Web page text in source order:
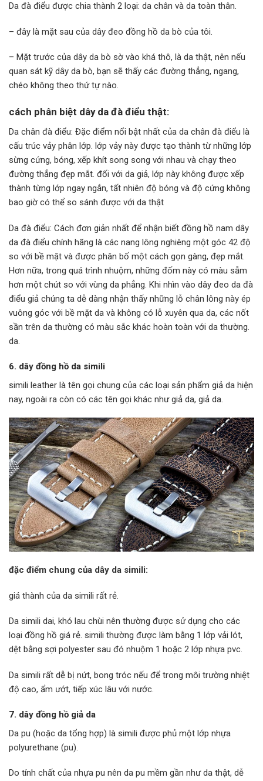
Da đà điểu được chia thành 2 loại: da chân và da toàn thân.
– đây là mặt sau của dây đeo đồng hồ da bò của tôi.
– Mặt trước của dây da bò sờ vào khá thô, là da thật, nên nếu
quan sát kỹ dây da bò, bạn sẽ thấy các đường thẳng, ngang,
chéo không theo thứ tự nào.
cách phân biệt dây da đà điểu thật:
Da chân đà điểu: Đặc điểm nổi bật nhất của da chân đà điểu là
cấu trúc vảy phân lớp. lớp vảy này được tạo thành từ những lớp
sừng cứng, bóng, xếp khít song song với nhau và chạy theo
đường thẳng đẹp mắt. đối với da giả, lớp này không được xếp
thành từng lớp ngay ngắn, tất nhiên độ bóng và độ cứng không
bao giờ có thể so sánh được với da thật
Da đà điểu: Cách đơn giản nhất để nhận biết đồng hồ nam dây
da đà điểu chính hãng là các nang lông nghiêng một góc 42 độ
so với bề mặt và được phân bố một cách gọn gàng, đẹp mắt.
Hơn nữa, trong quá trình nhuộm, những đốm này có màu sẫm
hơn một chút so với vùng da phẳng. Khi nhìn vào dây đeo da đà
điểu giả chúng ta dễ dàng nhận thấy những lỗ chân lông này ép
vuông góc với bề mặt da và không có lỗ xuyên qua da, các nốt
sần trên da thường có màu sắc khác hoàn toàn với da thường.
da.
6. dây đồng hồ da simili
simili leather là tên gọi chung của các loại sản phẩm giả da hiện
nay, ngoài ra còn có các tên gọi khác như giả da, giả da.
đặc điểm chung của dây da simili:
giá thành của da simili rất rẻ.
Da simili dai, khó lau chùi nên thường được sử dụng cho các
loại đồng hồ giá rẻ. simili thường được làm bằng 1 lớp vải lót,
dệt bằng sợi polyester sau đó nhuộm 1 hoặc 2 lớp nhựa pvc.
Da simili rất dễ bị nứt, bong tróc nếu để trong môi trường nhiệt
độ cao, ẩm ướt, tiếp xúc lâu với nước.
7. dây đồng hồ giả da
Da pu (hoặc da tổng hợp) là simili được phủ một lớp nhựa
polyurethane (pu).
Do tính chất của nhựa pu nên da pu mềm gần như da thật, dễ